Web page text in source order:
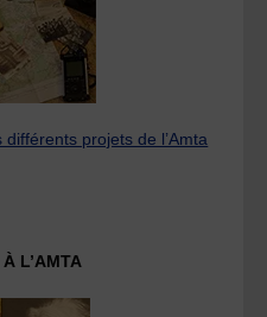
projets de l’Amta
L’AMTA